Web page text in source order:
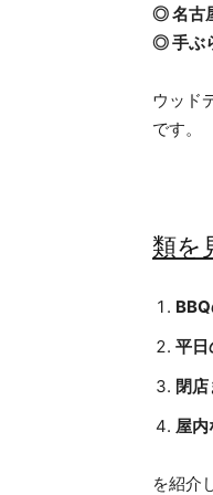
◎ 名古
◎ 手ぶ
ウッド
です。
類を
平日
閉
屋
を紹介